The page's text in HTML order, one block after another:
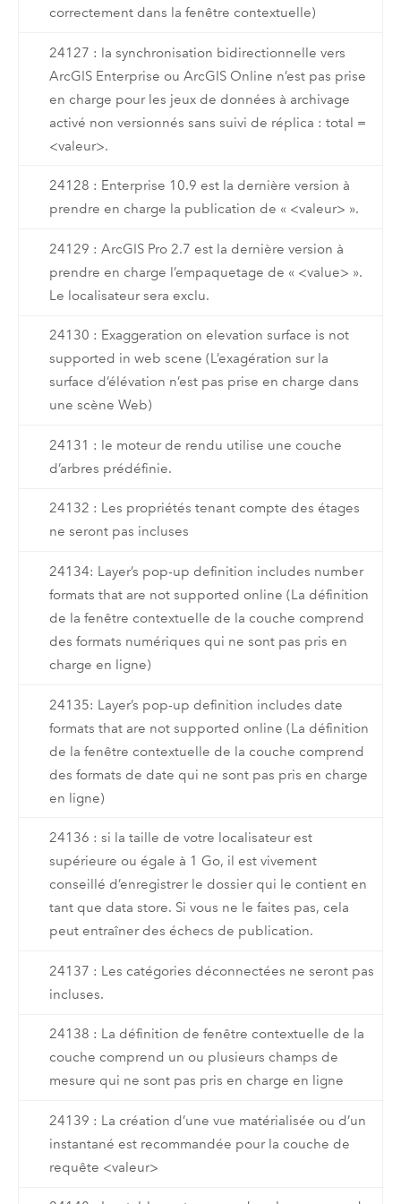
correctement dans la fenêtre contextuelle)
24127 : la synchronisation bidirectionnelle vers
ArcGIS Enterprise ou ArcGIS Online n’est pas prise
en charge pour les jeux de données à archivage
activé non versionnés sans suivi de réplica : total =
<valeur>.
24128 : Enterprise 10.9 est la dernière version à
prendre en charge la publication de « <valeur> ».
24129 : ArcGIS Pro 2.7 est la dernière version à
prendre en charge l’empaquetage de « <value> ».
Le localisateur sera exclu.
24130 : Exaggeration on elevation surface is not
supported in web scene (L’exagération sur la
surface d’élévation n’est pas prise en charge dans
une scène Web)
24131 : le moteur de rendu utilise une couche
d’arbres prédéfinie.
24132 : Les propriétés tenant compte des étages
ne seront pas incluses
24134: Layer’s pop-up definition includes number
formats that are not supported online (La définition
de la fenêtre contextuelle de la couche comprend
des formats numériques qui ne sont pas pris en
charge en ligne)
24135: Layer’s pop-up definition includes date
formats that are not supported online (La définition
de la fenêtre contextuelle de la couche comprend
des formats de date qui ne sont pas pris en charge
en ligne)
24136 : si la taille de votre localisateur est
supérieure ou égale à 1 Go, il est vivement
conseillé d’enregistrer le dossier qui le contient en
tant que data store. Si vous ne le faites pas, cela
peut entraîner des échecs de publication.
24137 : Les catégories déconnectées ne seront pas
incluses.
24138 : La définition de fenêtre contextuelle de la
couche comprend un ou plusieurs champs de
mesure qui ne sont pas pris en charge en ligne
24139 : La création d’une vue matérialisée ou d’un
instantané est recommandée pour la couche de
requête <valeur>